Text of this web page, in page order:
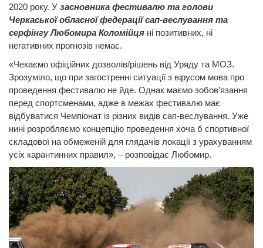
2020 року. У засновника фестивалю та голови
Черкаської обласної федерації сап-веслування та
серфінгу Любомира Коломійця ні позитивних, ні
негативних прогнозів немає.
«Чекаємо офіційних дозволів/рішень від Уряду та МОЗ.
Зрозуміло, що при загостренні ситуації з вірусом мова про
проведення фестивалю не йде. Однак маємо зобов’язання
перед спортсменами, адже в межах фестивалю має
відбуватися Чемпіонат із різних видів сап-веслування. Уже
нині розробляємо концепцію проведення хоча б спортивної
складової на обмеженій для глядачів локації з урахуванням
усіх карантинних правил», – розповідає Любомир.